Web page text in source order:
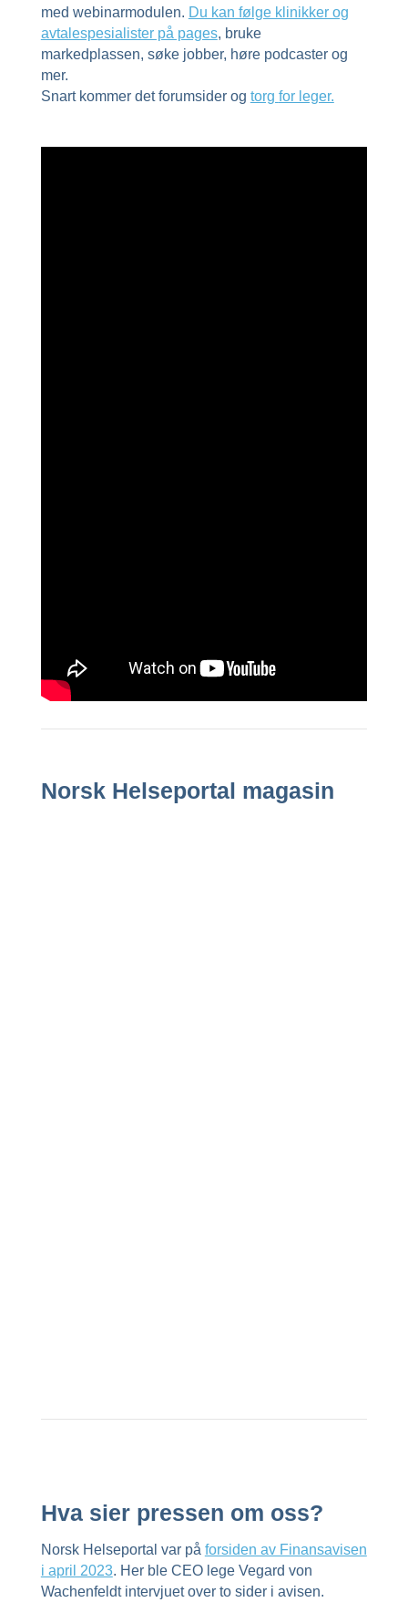
med webinarmodulen. Du kan følge klinikker og
avtalespesialister på pages, bruke
markedplassen, søke jobber, høre podcaster og
mer.
Snart kommer det forumsider og torg for leger.
Norsk Helseportal magasin
Hva sier pressen om oss?
Norsk Helseportal var på forsiden av Finansavisen
i april 2023. Her ble CEO lege Vegard von
Wachenfeldt intervjuet over to sider i avisen.